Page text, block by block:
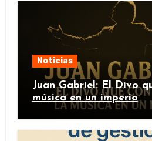
Noticias
Juan Gabriel: El Divo
música en un imperio